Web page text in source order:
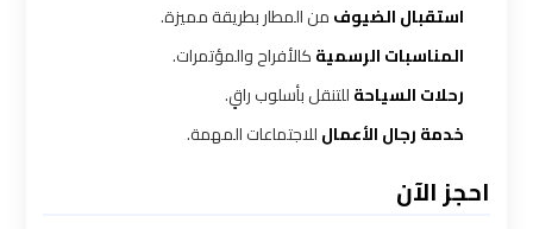
استقبال الضيوفمن المطار بطريقة مميزة.
المناسبات الرسميةكالأفراح والمؤتمرات.
رحلات السياحةللتنقل بأسلوب راقٍ.
خدمة رجال الأعمالللاجتماعات المهمة.
احجز الآن
الاسكندريه
السويس
الاسكندريه